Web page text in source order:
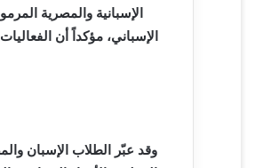
الإسبانية والمصرية
الإسباني، مؤكداً أن
وقد عبّر الطلاب الإسبان